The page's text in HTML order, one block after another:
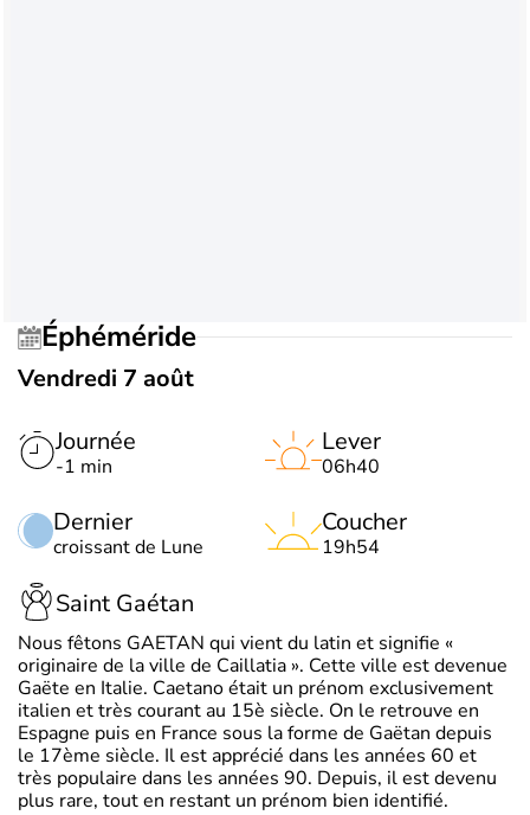
Éphéméride
Vendredi 7 août
Journée
-1 min
Dernier
croissant de Lune
Lever
06h40
Coucher
19h54
Saint Gaétan
Nous fêtons GAETAN qui vient du latin et signifie «
originaire de la ville de Caillatia ». Cette ville est devenue
Gaëte en Italie. Caetano était un prénom exclusivement
italien et très courant au 15è siècle. On le retrouve en
Espagne puis en France sous la forme de Gaëtan depuis
le 17ème siècle. Il est apprécié dans les années 60 et
très populaire dans les années 90. Depuis, il est devenu
plus rare, tout en restant un prénom bien identifié.